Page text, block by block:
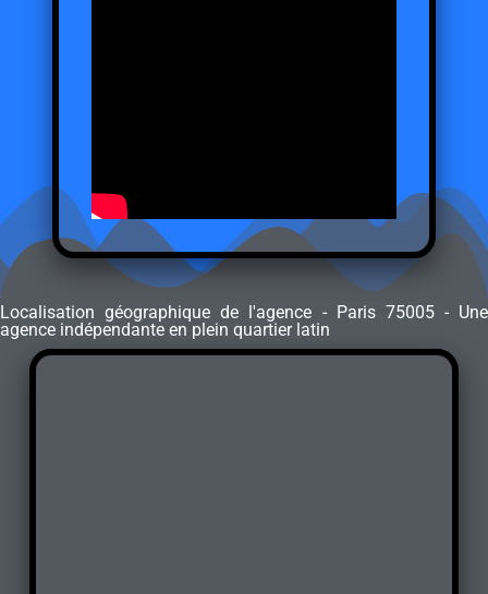
Localisation géographique de l'agence - Paris 75005 - Une
agence indépendante en plein quartier latin